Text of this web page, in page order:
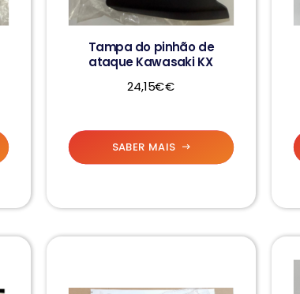
Tampa do pinhão de
ataque Kawasaki KX
24,15€€
SABER MAIS